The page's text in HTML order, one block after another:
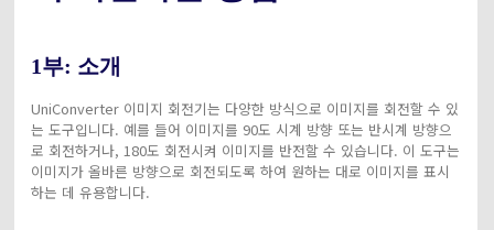
1부: 소개
UniConverter 이미지 회전기는 다양한 방식으로 이미지를 회전할 수 있
는 도구입니다. 예를 들어 이미지를 90도 시계 방향 또는 반시계 방향으
로 회전하거나, 180도 회전시켜 이미지를 반전할 수 있습니다. 이 도구는
이미지가 올바른 방향으로 회전되도록 하여 원하는 대로 이미지를 표시
하는 데 유용합니다.